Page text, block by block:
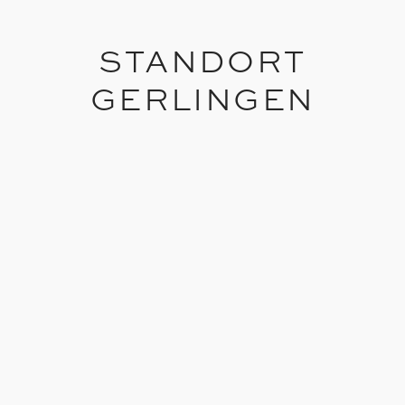
STANDORT
GERLINGEN